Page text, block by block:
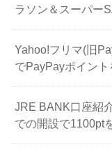
ラソン＆スーパー
Yahoo!フリマ(旧
でPayPayポイント
JRE BANK口座紹
での開設で1100pt